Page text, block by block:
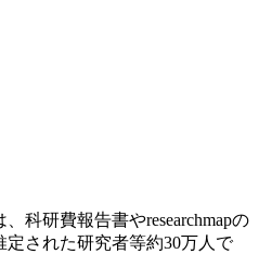
科研費報告書やresearchmapの
された研究者等約30万人で